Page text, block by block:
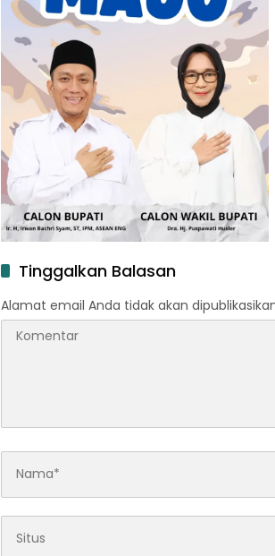
Tinggalkan Balasan
Alamat email Anda tidak akan